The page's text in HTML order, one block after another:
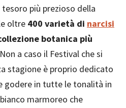
più prezioso della
oltre 400 varietà di narcisi
botanica più
a caso il Festival che si
stagione è proprio dedicato
godere in tutte le tonalità in
marmoreo che